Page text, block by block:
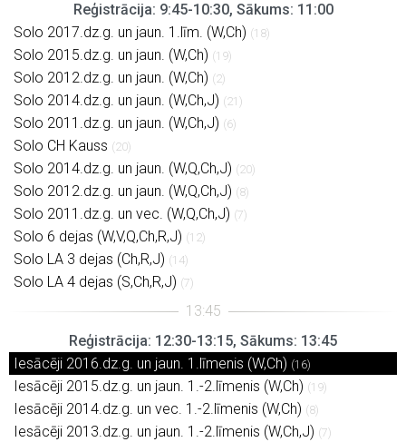
Reģistrācija: 9:45-10:30, Sākums: 11:00
Solo 2017.dz.g. un jaun. 1.līm. (W,Ch) (18)
Solo 2015.dz.g. un jaun. (W,Ch) (19)
Solo 2012.dz.g. un jaun. (W,Ch) (2)
Solo 2014.dz.g. un jaun. (W,Ch,J) (21)
Solo 2011.dz.g. un jaun. (W,Ch,J) (6)
Solo CH Kauss (20)
Solo 2014.dz.g. un jaun. (W,Q,Ch,J) (20)
Solo 2012.dz.g. un jaun. (W,Q,Ch,J) (8)
Solo 2011.dz.g. un vec. (W,Q,Ch,J) (7)
Solo 6 dejas (W,V,Q,Ch,R,J) (12)
Solo LA 3 dejas (Ch,R,J) (14)
Solo LA 4 dejas (S,Ch,R,J) (7)
Reģistrācija: 12:30-13:15, Sākums: 13:45
Iesācēji 2016.dz.g. un jaun. 1.līmenis (W,Ch) (16)
Iesācēji 2015.dz.g. un jaun. 1.-2.līmenis (W,Ch) (19)
Iesācēji 2014.dz.g. un vec. 1.-2.līmenis (W,Ch) (8)
Iesācēji 2013.dz.g. un jaun. 1.-2.līmenis (W,Ch,J) (7)